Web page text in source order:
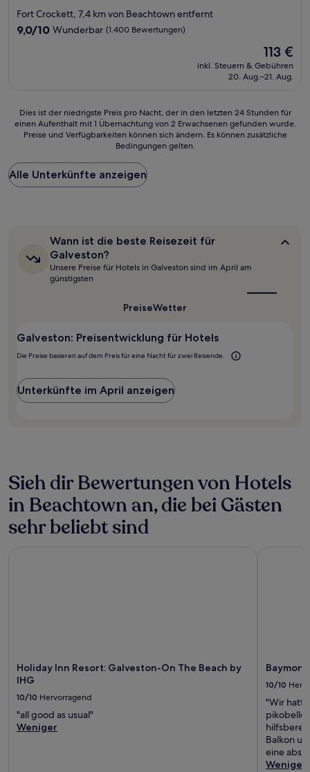
Sterne-
Unterkunft
Fort Crockett, 7,4 km von Beachtown entfernt
9.0
9,0/10 Wunderbar (1.400 Bewertungen)
Der
Preis
beträgt
113 €
inkl. Steuern & Gebühren
20. Aug.–21. Aug.
Dies
ist
Preis
pro
Nacht,
24 Stunden
Aufenthalt
2 Erwachsenen
wurde.
und
Verfügbarkeiten
zusätzliche
Bedingungen
gelten.
Dies ist der niedrigste Preis pro Nacht, der in den letzten 24 Stunden für
einen Aufenthalt mit 1 Übernachtung von 2 Erwachsenen gefunden wurde.
Preise und Verfügbarkeiten können sich ändern. Es können zusätzliche
Bedingungen gelten.
Alle Unterkünfte anzeigen
Wann
ist
die
beste
Reisezeit
Wann ist die beste Reisezeit für
Galveston?
Unsere Preise für Hotels in Galveston sind im April am
günstigsten
PreiseWetter
Galveston: Preisentwicklung für Hotels
Die Preise basieren auf dem Preis für eine Nacht für zwei Reisende.
Unterkünfte im April anzeigen
Sieh dir Bewertungen von Hotels
in Beachtown an, die bei Gästen
sehr beliebt sind
Holiday Inn Resort: Galveston-On The Beach by
IHG
10/10 Hervorragend
"all good as usual"
Weniger
10/10
"Wir
pikobello
Balkon
eine
Weniger